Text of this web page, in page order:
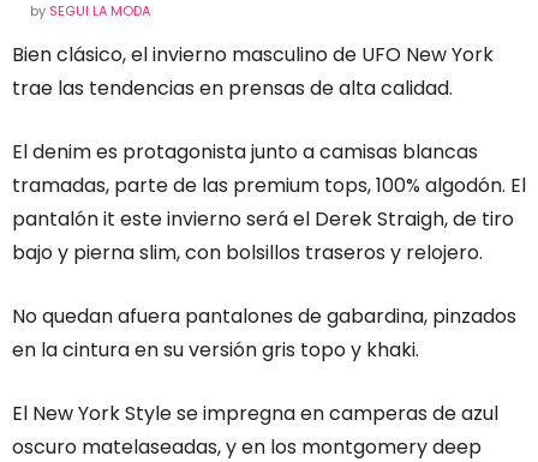
by SEGUI LA MODA
Bien clásico, el invierno masculino de UFO New York
trae las tendencias en prensas de alta calidad.
El denim es protagonista junto a camisas blancas
tramadas, parte de las premium tops, 100% algodón. El
pantalón it este invierno será el Derek Straigh, de tiro
bajo y pierna slim, con bolsillos traseros y relojero.
No quedan afuera pantalones de gabardina, pinzados
en la cintura en su versión gris topo y khaki.
El New York Style se impregna en camperas de azul
oscuro matelaseadas, y en los montgomery deep